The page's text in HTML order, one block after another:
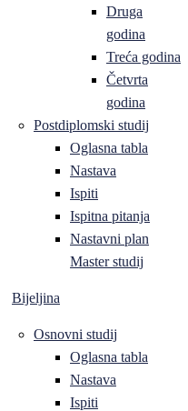
Druga
godina
Treća godina
Četvrta
godina
Postdiplomski studij
Oglasna tabla
Nastava
Ispiti
Ispitna pitanja
Nastavni plan
Master studij
Bijeljina
Osnovni studij
Oglasna tabla
Nastava
Ispiti